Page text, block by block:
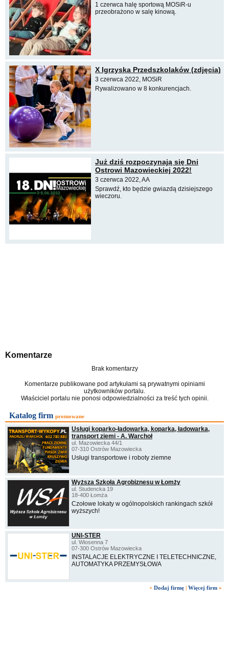
1 czerwca halę sportową MOSiR-u
przeobrażono w salę kinową.
X Igrzyska Przedszkolaków (zdjęcia)
3 czerwca 2022, MOSiR
Rywalizowano w 8 konkurencjach.
Już dziś rozpoczynają się Dni
Ostrowi Mazowieckiej 2022!
3 czerwca 2022, AA
Sprawdź, kto będzie gwiazdą dzisiejszego
wieczoru.
Komentarze
Brak komentarzy
Komentarze publikowane pod artykułami są prywatnymi opiniami
użytkowników portalu.
Właściciel portalu nie ponosi odpowiedzialności za treść tych opinii.
Katalog firm promowane
Usługi koparko-ładowarką, koparka, ładowarka,
transport ziemi - A. Warchoł
ul. Mazowiecka 44/1
07-310 Ostrów Mazowiecka
Usługi transportowe i roboty ziemne
Wyższa Szkoła Agrobiznesu w Łomży
ul. Studencka 19
18-400 Łomża
Czołowe lokaty w ogólnopolskich rankingach szkół
wyższych!
UNI-STER
ul. Wiosenna 7
07-300 Ostrów Mazowiecka
INSTALACJE ELEKTRYCZNE I TELETECHNICZNE,
AUTOMATYKA PRZEMYSŁOWA
+ Dodaj firmę Więcej firm »